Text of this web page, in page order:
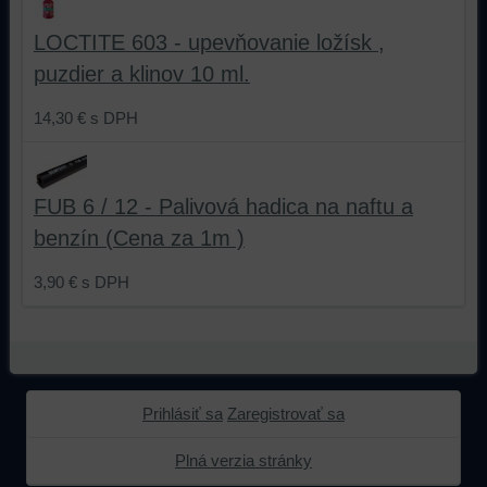
LOCTITE 603 - upevňovanie ložísk ,
puzdier a klinov 10 ml.
14,30 € s DPH
FUB 6 / 12 - Palivová hadica na naftu a
benzín (Cena za 1m )
3,90 € s DPH
Prihlásiť sa Zaregistrovať sa
Plná verzia stránky
z
prehliadania
zabezpečenia.
prehliadania,
ukladať
niektoré
z
vašich
bez
toho,
aby
ste
používateľský
prihlásenia,